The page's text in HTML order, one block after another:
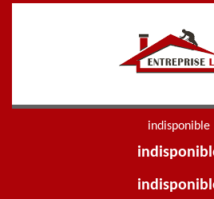
indisponible